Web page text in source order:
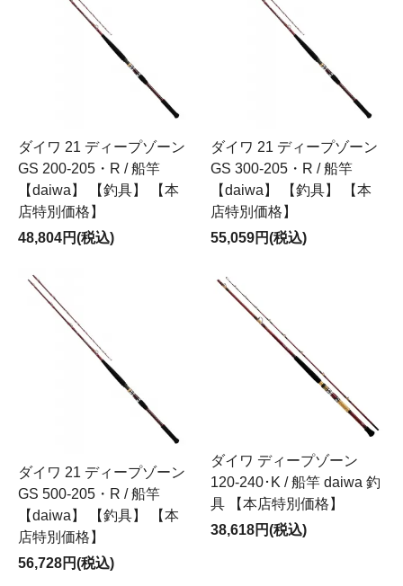
ダイワ 21 ディープゾーン
GS 200-205・R / 船竿
【daiwa】 【釣具】 【本
店特別価格】
48,804円(税込)
ダイワ 21 ディープゾーン
GS 300-205・R / 船竿
【daiwa】 【釣具】 【本
店特別価格】
55,059円(税込)
ダイワ 21 ディープゾーン
GS 500-205・R / 船竿
【daiwa】 【釣具】 【本
店特別価格】
56,728円(税込)
ダイワ ディープゾーン
120-240･K / 船竿 daiwa 釣
具 【本店特別価格】
38,618円(税込)